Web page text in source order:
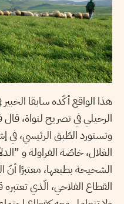
هذا الواقع أكّده سابقا
الرحيلي في تصريح لنواة،
وتستورد الطّبق الرئيسي، في
الغلال، خاصّة الفراولة و
الشحيحة بطبعها، معتبرًا أنّ
القطاع الفلاحي، الّذي